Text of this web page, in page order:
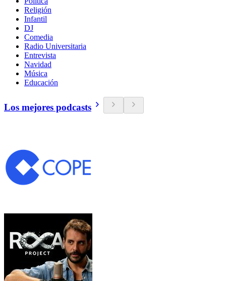
Religión
Infantil
DJ
Comedia
Radio Universitaria
Entrevista
Navidad
Música
Educación
Los mejores podcasts